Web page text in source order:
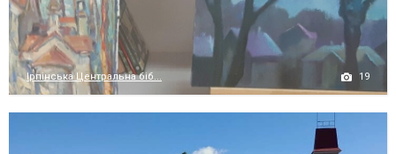
Ірпінська Центральна біб... 19